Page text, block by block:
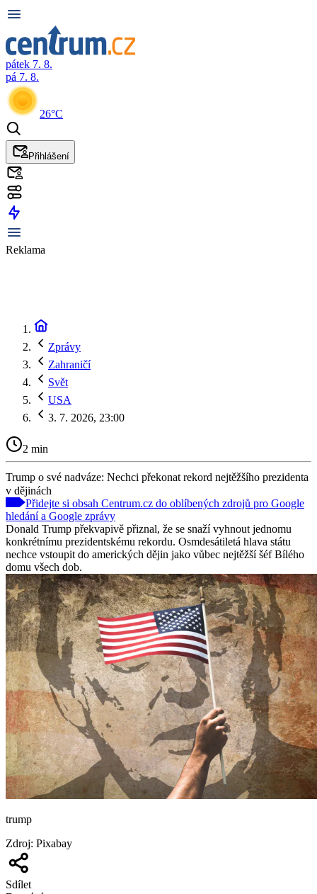
pátek 7. 8.
pá 7. 8.
26°C
Přihlášení
Reklama
Zprávy
Zahraničí
Svět
USA
3. 7. 2026, 23:00
2 min
Trump o své nadváze: Nechci překonat rekord nejtěžšího prezidenta
v dějinách
Přidejte si obsah Centrum.cz do oblíbených zdrojů pro Google
hledání a Google zprávy
Donald Trump překvapivě přiznal, že se snaží vyhnout jednomu
konkrétnímu prezidentskému rekordu. Osmdesátiletá hlava státu
nechce vstoupit do amerických dějin jako vůbec nejtěžší šéf Bílého
domu všech dob.
trump
Zdroj: Pixabay
Sdílet